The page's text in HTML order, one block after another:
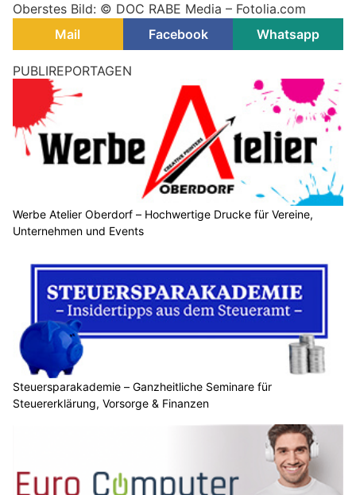
Oberstes Bild: © DOC RABE Media – Fotolia.com
Mail
Facebook Whatsapp
belmedia Verlag erweitert Netzwerk mit über 175
digitalen Fach- und Publikumsmagazinen
01.08.26 BELMEDIA REDAKTION
Der belmedia Verlag
zählt zu den bedeutenden digitalen
Fach- und Publikumsverlagen der Schweiz und entwickelt
sein Medienangebot kontinuierlich weiter. Heute umfasst
das Portfolio mehr als 175 digitale Fach- und
Publikumsmagazine (Stand: August 2026), die ein breites
Spektrum an Themen abdecken.
Sport, Tourismus, Mobilität, Wirtschaft, Gesundheit, Bauen,
Digitalisierung sowie zahlreiche weitere Fach- und
Lebensbereiche.
Weiterlesen
KMU Finanz AG hilft Ihrem Unternehmen – Finanzierung, Buchhaltung, Beratung
Werbe Atelier Oberdorf – Hochwertige Drucke für Vereine, Unternehmen und Events
Datendiebstahl? Cyberversicherungen mit insurando.ch vergleichen